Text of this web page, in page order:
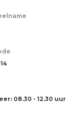
08.30 - 12.30 uur